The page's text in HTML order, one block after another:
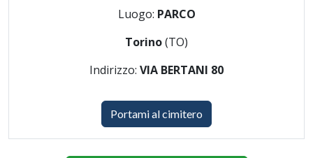
Luogo: PARCO
Torino(TO)
Indirizzo: VIA BERTANI 80
Portami al cimitero